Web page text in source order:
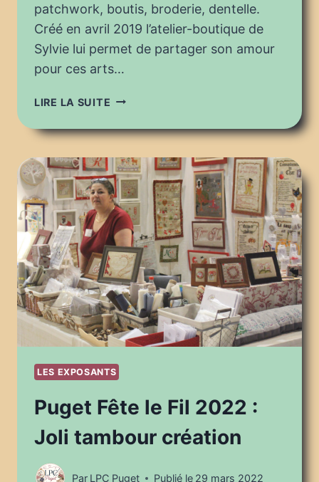
patchwork, boutis, broderie, dentelle.
Créé en avril 2019 l’atelier-boutique de
Sylvie lui permet de partager son amour
pour ces arts…
LIRE LA SUITE PUGET
LE
2022
:
LA
MALLE
À
SECRETS
DE
CAMILLE
LES EXPOSANTS
Puget Fête le Fil 2022 :
Joli tambour création
Par LPC Puget Publié le 29 mars 2022